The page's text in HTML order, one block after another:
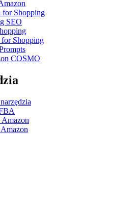
for Shopping
SEO
Shopping
COSMO
Amazon